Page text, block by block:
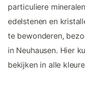
particuliere
edelstenen en
te bewonderen,
in Neuhausen. Hier
bekijken in alle